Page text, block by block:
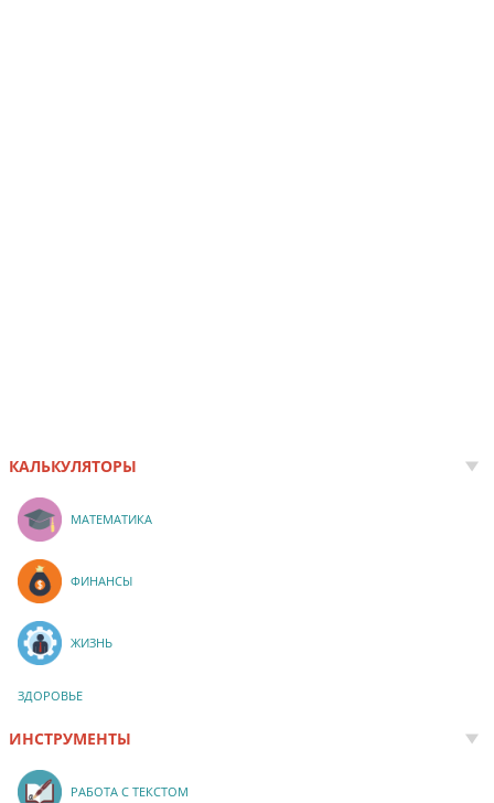
КАЛЬКУЛЯТОРЫ
МАТЕМАТИКА
ФИНАНСЫ
ЖИЗНЬ
ЗДОРОВЬЕ
ИНСТРУМЕНТЫ
РАБОТА С ТЕКСТОМ